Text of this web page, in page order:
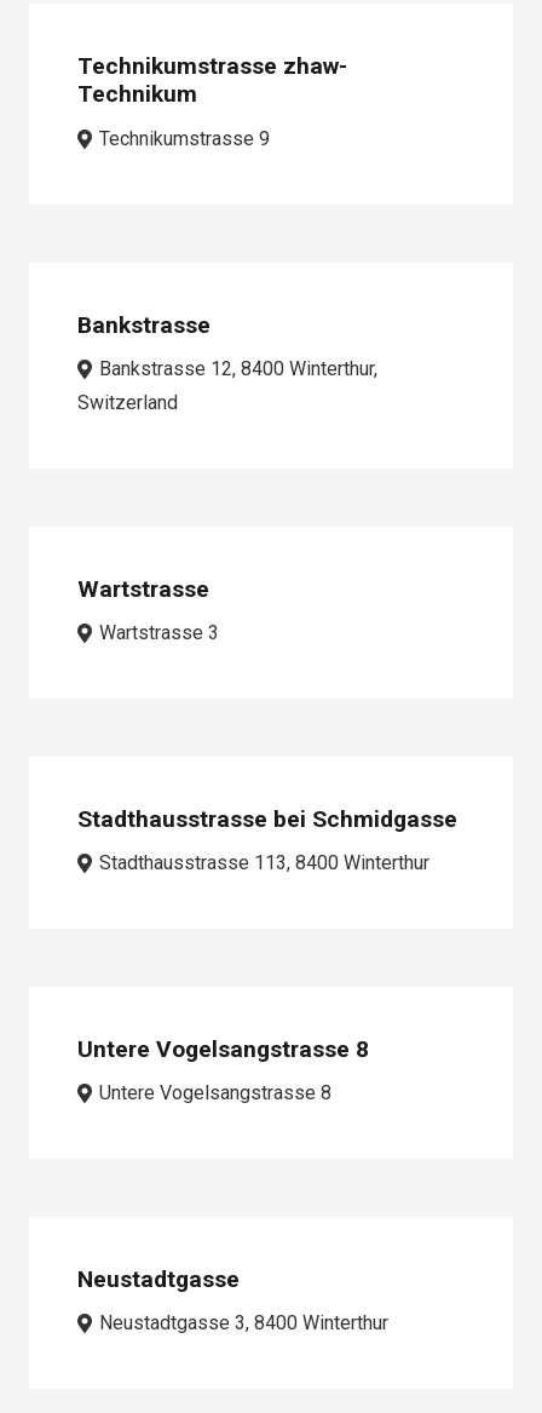
Technikumstrasse zhaw-
Technikum
Technikumstrasse 9
Bankstrasse
Bankstrasse 12, 8400 Winterthur,
Switzerland
Wartstrasse
Wartstrasse 3
Stadthausstrasse bei Schmidgasse
Stadthausstrasse 113, 8400 Winterthur
Untere Vogelsangstrasse 8
Untere Vogelsangstrasse 8
Neustadtgasse
Neustadtgasse 3, 8400 Winterthur